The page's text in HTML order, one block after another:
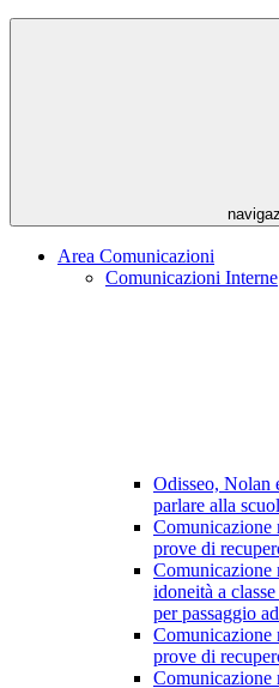
Area Comunicazioni
Comunicazioni Interne
Odisseo, Nolan
parlare alla
Comunicazione
prove di
Comunicazione
idoneità a
per passaggio
Comunicazione
prove di
Comunicazione